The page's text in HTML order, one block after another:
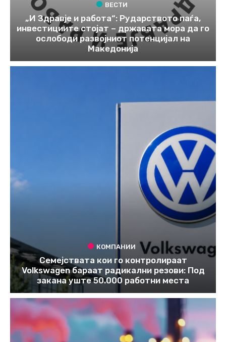
ВЕСТИ
„И Здравје и работа“: Рударството паѓа,
инвестициите стојат – државата мора да го
ослободи развојниот потенцијал на
Македонија
КОМПАНИИ
Семејствата кои го контролираат
Volkswagen бараат радикални резови: Под
закана уште 50.000 работни места